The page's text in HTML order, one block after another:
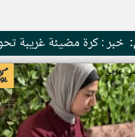
خبر : كرة مضيئة غريبة
عربي